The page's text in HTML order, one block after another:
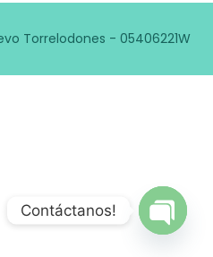
Torrelodones - 05406221W
Contáctanos!